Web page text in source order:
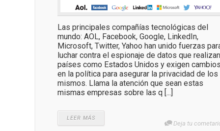
Las principales compañías tecnológicas del
mundo: AOL, Facebook, Google, LinkedIn,
Microsoft, Twitter, Yahoo han unido fuerzas
luchar contra el espionaje de datos que realizan
países como Estados Unidos y exigen cambios
en la política para asegurar la privacidad de los
mismos. Llama la atención que sean estas
mismas empresas sobre las q [...]
LEER MÁS
Deja tu